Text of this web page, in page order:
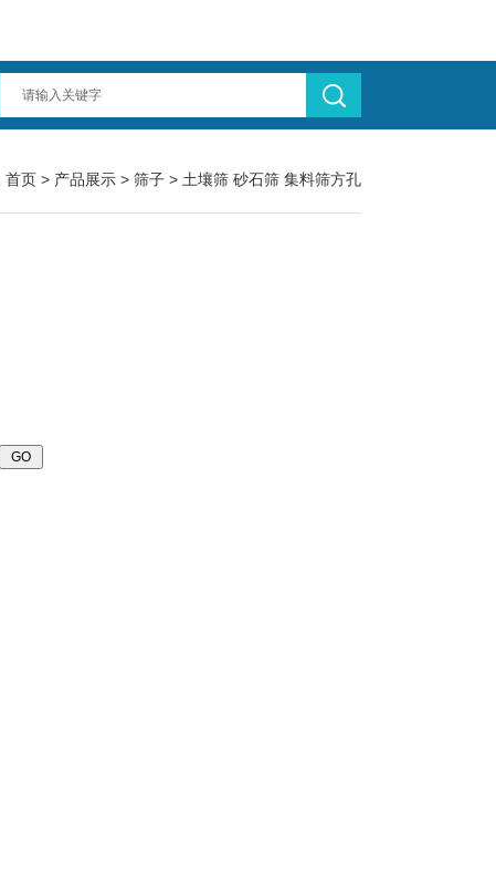
首页 > 产品展示 > 筛子 > 土壤筛 砂石筛 集料筛方孔